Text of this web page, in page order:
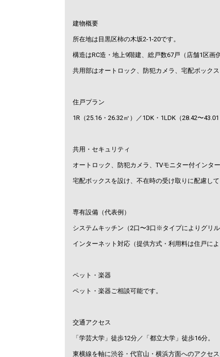
建物概要
所在地は目黒区柿の木坂2-1-20です。
構造はRC造・地上9階建、総戸数67戸（店舗1区
共用部はオートロック、防犯カメラ、宅配ボック
住戸プラン
1R（25.16・26.32㎡）／1DK・1LDK（28.42〜
共用・セキュリティ
オートロック、防犯カメラ、TVモニター付インタ
宅配ボックスを設け、不在時の受け取りに配慮し
専有設備（代表例）
システムキッチン（2口〜3口※タイプによりグリ
インターネット対応（提供方式・利用料は住戸に
ペット・楽器
ペット・楽器ご相談可能です。
交通アクセス
「学芸大学」徒歩12分／「都立大学」徒歩16分。
東横線を軸に渋谷・代官山・横浜方面へのアクセ